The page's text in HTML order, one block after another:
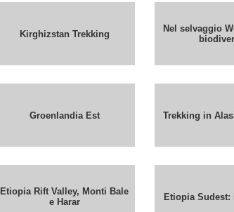
Kirghizstan Trekking
Nel selvaggio
Groenlandia Est Trekking in
Etiopia Rift Valley, Monti Bale
e Harar
Etiopia Sudest: